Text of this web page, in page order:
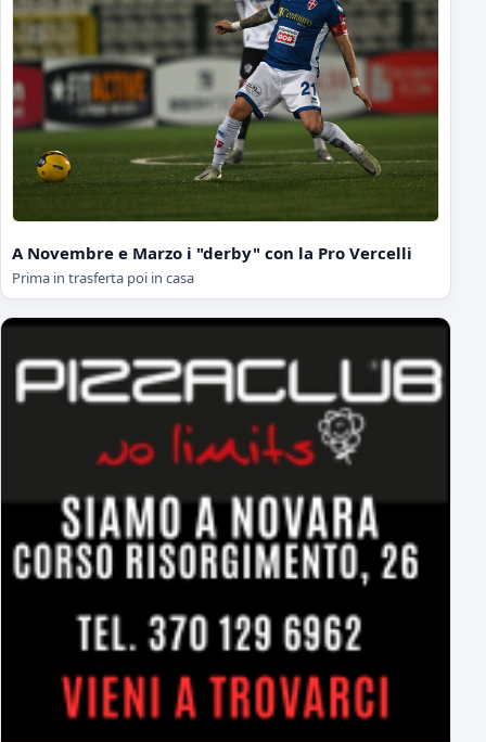
A Novembre e Marzo i "derby" con la Pro Vercelli
Prima in trasferta poi in casa